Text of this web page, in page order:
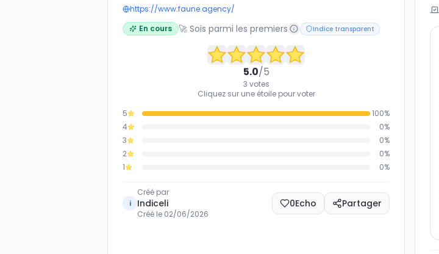
https://www.faune.agency/
En cours
🚀 Sois parmi les premiers Indice transparent
5.0/5
3 votes
Cliquez sur une étoile pour voter
5
100%
4
0%
3
0%
2
0%
1
0%
i
Créé par
Indiceli
Créé le 02/06/2026
0Echo Partager